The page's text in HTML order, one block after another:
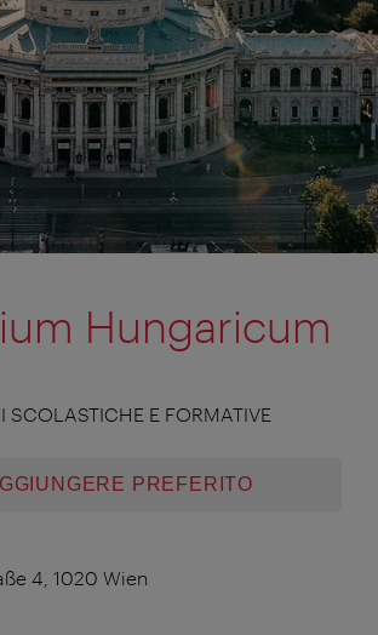
Hungaricum
SCOLASTICHE E FORMATIVE
PREFERITO
4, 1020 Wien